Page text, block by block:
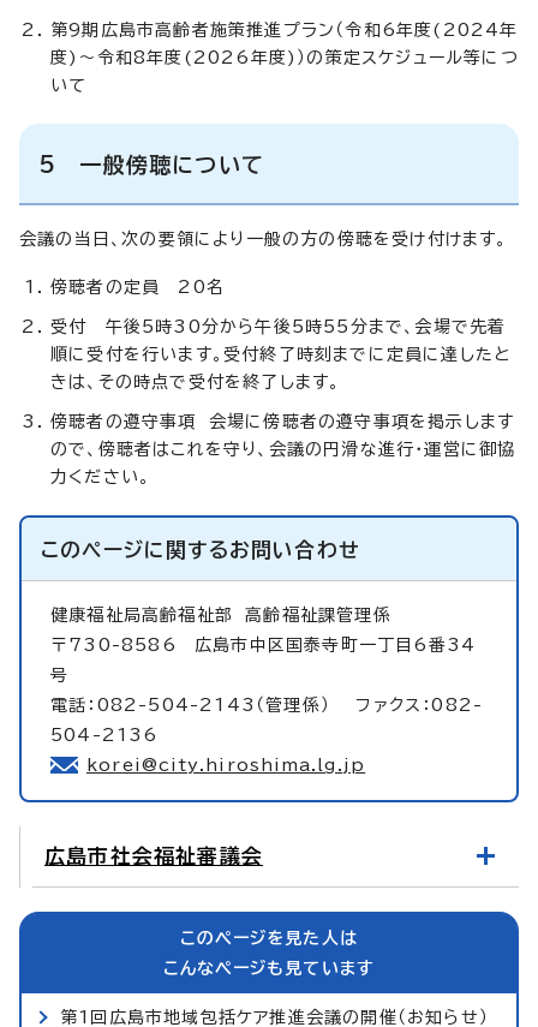
第9期広島市高齢者施策推進プラン（令和6年度(2024年
度)～令和8年度(2026年度)）の策定スケジュール等につ
いて
5 一般傍聴について
会議の当日、次の要領により一般の方の傍聴を受け付けます。
傍聴者の定員 20名
受付 午後5時30分から午後5時55分まで、会場で先着
順に受付を行います。受付終了時刻までに定員に達したと
きは、その時点で受付を終了します。
傍聴者の遵守事項 会場に傍聴者の遵守事項を掲示します
ので、傍聴者はこれを守り、会議の円滑な進行・運営に御協
力ください。
このページに関するお問い合わせ
健康福祉局高齢福祉部高齢福祉課管理係
〒730-8586 広島市中区国泰寺町一丁目6番34
号
電話：082-504-2143（管理係） ファクス：082-
504-2136
korei@city.hiroshima.lg.jp
広島市社会福祉審議会
このページを見た人は
こんなページも見ています
第1回広島市地域包括ケア推進会議の開催（お知らせ）